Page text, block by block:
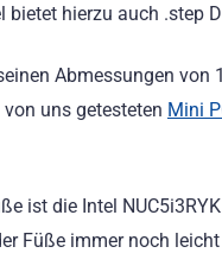
bietet hierzu auch .step
Abmessungen
uns getesteten Mini
ist die Intel
Füße immer noch